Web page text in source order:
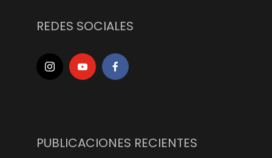
REDES SOCIALES
PUBLICACIONES RECIENTES